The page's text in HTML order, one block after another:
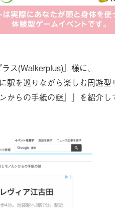
ス(Walkerplus)』様に、
を巡りながら楽しむ周遊型
らの手紙の謎』」を紹介し